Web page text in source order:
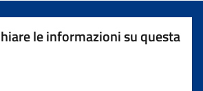
le informazioni su questa